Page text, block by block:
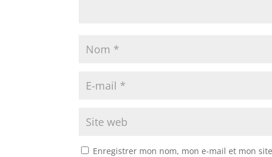
Enregistrer mon nom, mon e-mail et mon